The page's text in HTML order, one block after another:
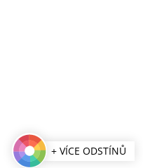
+ VÍCE ODSTÍNŮ